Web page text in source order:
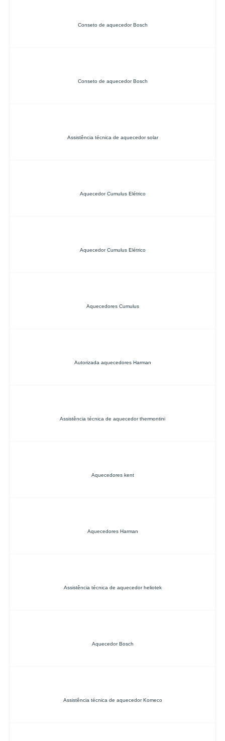
Conseto de aquecedor Bosch
Conseto de aquecedor Bosch
Assistência técnica de aquecedor solar
Aquecedor Cumulus Elétrico
Aquecedor Cumulus Elétrico
Aquecedores Cumulus
Autorizada aquecedores Harman
Assistência técnica de aquecedor thermontini
Aquecedores kent
Aquecedores Harman
Assistência técnica de aquecedor heliotek
Aquecedor Bosch
Assistência técnica de aquecedor Komeco